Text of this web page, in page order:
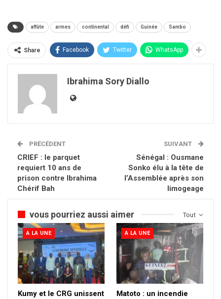
affûte armes continental défi Guinée Sambo
Share Facebook Twitter WhatsApp
Ibrahima Sory Diallo
PRÉCÉDENT
CRIEF : le parquet
requiert 10 ans de
prison contre Ibrahima
Chérif Bah
SUIVANT
Sénégal : Ousmane
Sonko élu à la tête de
l’Assemblée après son
limogeage
Tout
vous pourriez aussi aimer
A LA UNE
Kumy et le CRG unissent
A LA UNE
Matoto : un incendie